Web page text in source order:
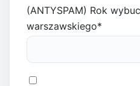
(ANTYSPAM) Rok
warszawskiego*